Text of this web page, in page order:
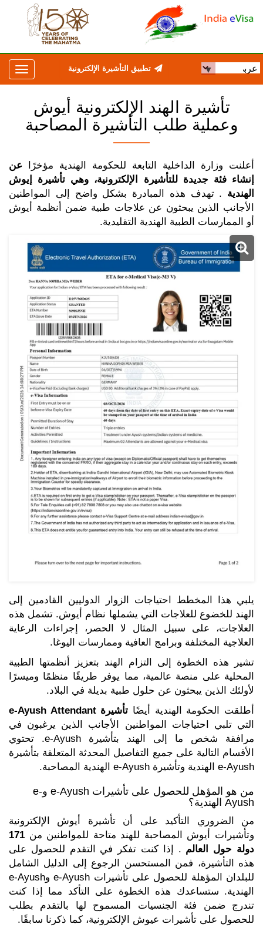
تطبيق التأشيرة الإلكترونية
تأشيرة الهند الإلكترونية أيوش
وعملية طلب التأشيرة المصاحبة
أعلنت وزارة الداخلية التابعة للحكومة الهندية مؤخرًا عن
إنشاء فئة جديدة للتأشيرة الإلكترونية، وهي تأشيرة إيوش
الهندية . تهدف هذه المبادرة بشكل واضح إلى المواطنين
الأجانب الذين يبحثون عن علاجات طبية ضمن أنظمة أيوش
أو الممارسات الطبية الهندية التقليدية.
يلبي هذا المخطط احتياجات الزوار الدوليين القادمين إلى
الهند للخضوع للعلاجات التي يشملها نظام أيوش. تشمل هذه
العلاجات، على سبيل المثال لا الحصر، إجراءات الرعاية
العلاجية المختلفة وبرامج العافية وممارسات اليوغا.
تشير هذه الخطوة إلى التزام الهند بتعزيز أنظمتها الطبية
المحلية على منصة عالمية، مما يوفر طريقًا منظمًا وميسرًا
لأولئك الذين يبحثون عن حلول طبية بديلة في البلاد.
أطلقت الحكومة الهندية أيضًا تأشيرة e-Ayush Attendant
التي تلبي احتياجات المواطنين الأجانب الذين يرغبون في
مرافقة شخص ما إلى الهند بتأشيرة e-Ayush. تحتوي
الأقسام التالية على جميع التفاصيل المحدثة المتعلقة بتأشيرة
e-Ayush الهندية وتأشيرة e-Ayush الهندية المصاحبة.
من هو المؤهل للحصول على تأشيرات e-Ayush وe-
Ayush الهندية؟
من الضروري التأكيد على أن تأشيرة أيوش الإلكترونية
وتأشيرات أيوش المصاحبة للهند متاحة للمواطنين من 171
دولة حول العالم . إذا كنت تفكر في التقدم للحصول على
هذه التأشيرة، فمن المستحسن الرجوع إلى الدليل الشامل
للبلدان المؤهلة للحصول على تأشيرات e-Ayush وe-Ayush
الهندية. ستساعدك هذه الخطوة على التأكد مما إذا كنت
تندرج ضمن فئة الجنسيات المسموح لها بالتقدم بطلب
للحصول على تأشيرات عيوش الإلكترونية، كما ذكرنا سابقًا.